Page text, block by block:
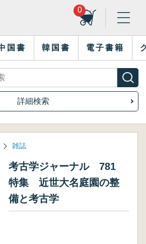
0
国書 韓国書 電子書籍
詳細検索
雑誌
考古学ジャーナル 781
特集 近世大名庭園の整
備と考古学